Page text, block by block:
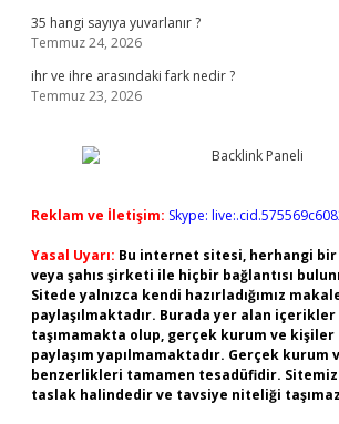
35 hangi sayıya yuvarlanır ?
Temmuz 24, 2026
ihr ve ihre arasındaki fark nedir ?
Temmuz 23, 2026
Reklam ve İletişim: Skype:
Yasal Uyarı: Bu internet sitesi, herhangi
veya şahıs şirketi ile hiçbir bağlantısı
Sitede yalnızca kendi hazırladığımız
paylaşılmaktadır. Burada yer alan
taşımamakta olup, gerçek kurum ve kişiler
paylaşım yapılmamaktadır. Gerçek kurum
benzerlikleri tamamen tesadüfidir.
taslak halindedir ve tavsiye niteliği